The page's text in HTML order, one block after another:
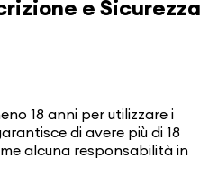
e Sicurezza
18 anni per utilizzare i
di avere più di 18
alcuna responsabilità in